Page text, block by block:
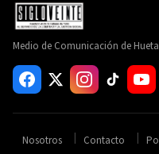
Medio de Comunicación de
Nosotros Contacto